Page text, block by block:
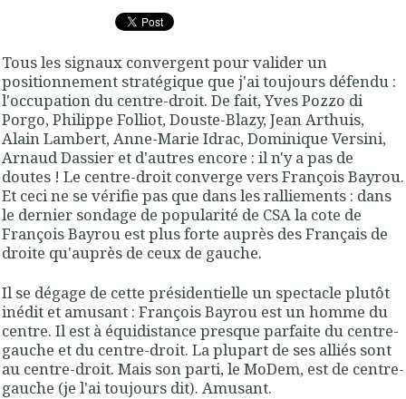
Tous les signaux convergent pour valider un
positionnement stratégique que j'ai toujours défendu :
l'occupation du centre-droit. De fait, Yves Pozzo di
Porgo, Philippe Folliot, Douste-Blazy, Jean Arthuis,
Alain Lambert, Anne-Marie Idrac, Dominique Versini,
Arnaud Dassier et d'autres encore : il n'y a pas de
doutes ! Le centre-droit converge vers François Bayrou.
Et ceci ne se vérifie pas que dans les ralliements : dans
le dernier sondage de popularité de CSA la cote de
François Bayrou est plus forte auprès des Français de
droite qu'auprès de ceux de gauche.
Il se dégage de cette présidentielle un spectacle plutôt
inédit et amusant : François Bayrou est un homme du
centre. Il est à équidistance presque parfaite du centre-
gauche et du centre-droit. La plupart de ses alliés sont
au centre-droit. Mais son parti, le MoDem, est de centre-
gauche (je l'ai toujours dit). Amusant.